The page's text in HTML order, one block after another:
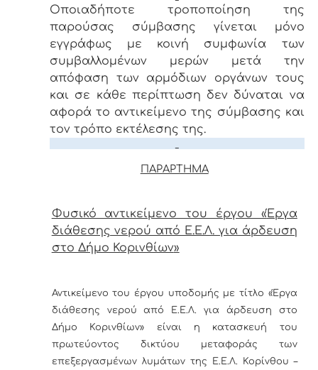
Οποιαδήποτε τροποποίηση της
παρούσας σύμβασης γίνεται μόνο
εγγράφως με κοινή συμφωνία των
συμβαλλομένων μερών μετά την
απόφαση των αρμόδιων οργάνων τους
και σε κάθε περίπτωση δεν δύναται να
αφορά το αντικείμενο της σύμβασης και
τον τρόπο εκτέλεσης της.
ΠΑΡΑΡΤΗΜΑ
Φυσικό αντικείμενο του έργου «Έργα
διάθεσης νερού από Ε.Ε.Λ. για άρδευση
στο Δήμο Κορινθίων»
Αντικείμενο του έργου υποδομής με τίτλο «Έργα
διάθεσης νερού από Ε.Ε.Λ. για άρδευση στο
Δήμο Κορινθίων» είναι η κατασκευή του
πρωτεύοντος δικτύου μεταφοράς των
επεξεργασμένων λυμάτων της Ε.Ε.Λ. Κορίνθου –